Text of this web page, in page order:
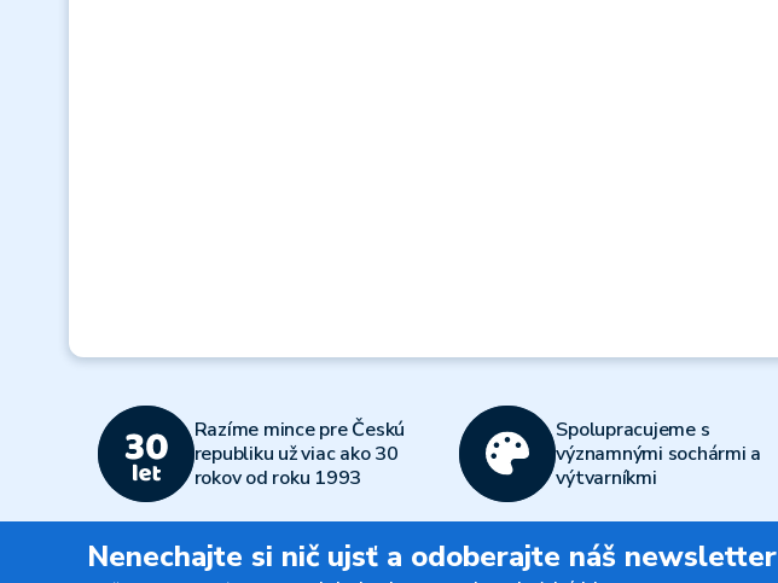
Razíme mince pre Českú
republiku už viac ako 30
rokov od roku 1993
Spolupracujeme s
významnými sochármi a
výtvarníkmi
Nenechajte si nič ujsť a odoberajte náš newsletter